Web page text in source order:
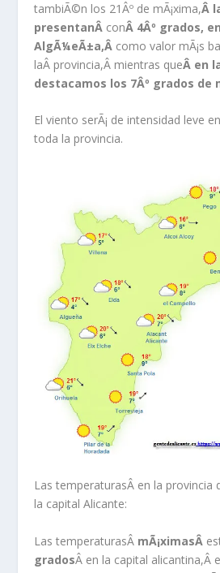
tambiÃ©n los 21Âº de mÃ¡xima,Â
presentanÂ conÂ 4Âº grados,
AlgÃ¼eÃ±a,Â como valor mÃ¡s
laÂ provincia,Â mientras queÂ en
destacamos los 7Âº grados de
El viento serÃ¡ de intensidad leve
toda la provincia.
Las temperaturasÂ en la provincia
la capital Alicante:
Las temperaturasÂ mÃ¡ximasÂ
gradosÂ en la capital alicantina,Â